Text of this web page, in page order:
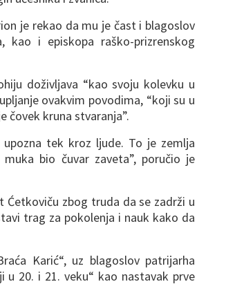
je rekao da mu je čast i blagoslov
i episkopa raško-prizrenskog
doživljava “kao svoju kolevku u
ovakvim povodima, “koji su u
čovek kruna stvaranja”.
tek kroz ljude. To je zemlja
bio čuvar zaveta”, poručio je
Ćetkoviču zbog truda da se zadrži u
trag za pokolenja i nauk kako da
Karić“, uz blagoslov patrijarha
u 20. i 21. veku“ kao nastavak prve